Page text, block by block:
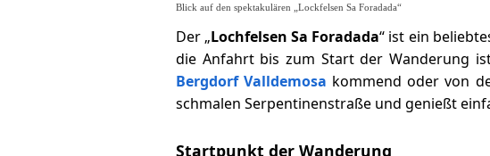
Blick auf den spektakulären „Lockfelsen Sa Foradada“
Der „Lochfelsen Sa Foradada“ ist ein
die Anfahrt bis zum Start der Wanderung
Bergdorf Valldemosa kommend oder von
schmalen Serpentinenstraße und genießt
Startpunkt der Wanderung